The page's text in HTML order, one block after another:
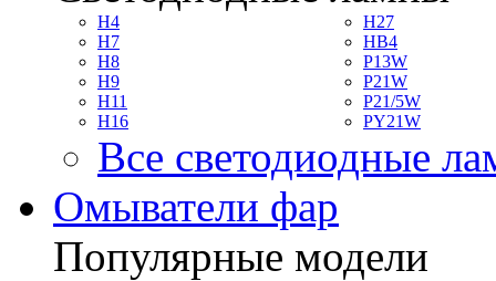
H4
H7
H8
H9
H11
H16
H27
HB4
P13W
P21W
P21/5W
PY21W
Все светодиодные
Омыватели фар
Популярные модели